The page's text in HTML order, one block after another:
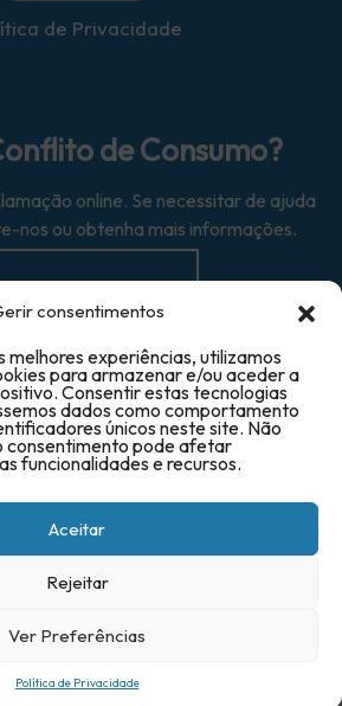
consentimentos
melhores experiências, utilizamos
para armazenar e/ou aceder a
Consentir estas tecnologias
dados como comportamento
únicos neste site. Não
consentimento pode afetar
funcionalidades e recursos.
Aceitar
Rejeitar
Ver Preferências
Política de Privacidade
de Privacidade
de Consumo?
online. Se necessitar de ajuda
nos ou obtenha mais informações.
- Todos os direitos reservados